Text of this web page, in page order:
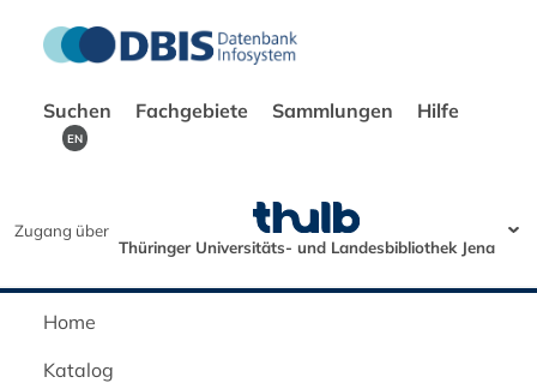
Suchen Fachgebiete Sammlungen Hilfe
EN
Zugang über
Thüringer Universitäts- und Landesbibliothek Jena
Home
Katalog